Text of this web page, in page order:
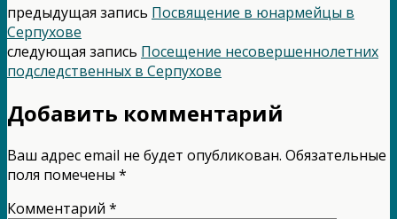
предыдущая запись Посвящение в юнармейцы в
Серпухове
следующая запись Посещение несовершеннолетних
подследственных в Серпухове
Добавить комментарий
Ваш адрес email не будет опубликован. Обязательные
поля помечены *
Комментарий *